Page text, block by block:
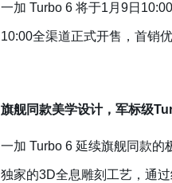
一加 Turbo 6 将于1月9日
10:00全渠道正式开售，首销
旗舰同款美学设计，军标级
一加 Turbo 6 延续旗舰同款
独家的3D全息雕刻工艺，通